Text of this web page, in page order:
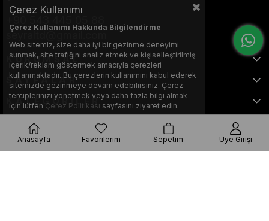
seyraltd@gmail.com
KURUMSAL
SAYFALAR
KATEGORİLER
Bu web sitesi, Nihat KILIÇARSLAN tarafından tasarlanmış ve optimize
Çerez Kullanımı
Çerez Kullanımı Hakkında Bilgilendirme
Web sitemiz, size daha iyi bir gezinme deneyimi
sunmak, site trafiğini analiz etmek ve kişiselleştirilmiş
içerik/reklam göstermek amacıyla çerezleri
kullanmaktadır. Bu çerezlerin kullanımını kabul ederek
sitemizde gezinmeye devam edebilirsiniz. Çerez
terciplerinizi yönetmek veya daha fazla bilgi almak
için lütfen Çerez Politikası sayfasını ziyaret edin.
Anasayfa Favorilerim Sepetim Üye Girişi